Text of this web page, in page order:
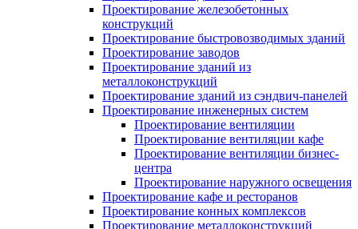
Проектирование железобетонных
конструкций
Проектирование быстровозводимых зданий
Проектирование заводов
Проектирование зданий из
металлоконструкций
Проектирование зданий из сэндвич-панелей
Проектирование инженерных систем
Проектирование вентиляции
Проектирование вентиляции кафе
Проектирование вентиляции бизнес-
центра
Проектирование наружного освещения
Проектирование кафе и ресторанов
Проектирование конных комплексов
Проектирование металлоконструкций